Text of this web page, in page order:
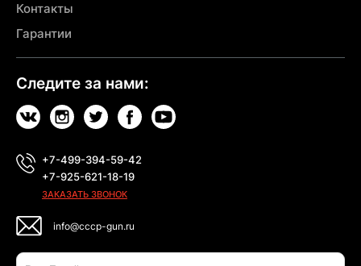
Контакты
Гарантии
Следите за нами:
+7-499-394-59-42
+7-925-621-18-19
ЗАКАЗАТЬ ЗВОНОК
info@cccp-gun.ru